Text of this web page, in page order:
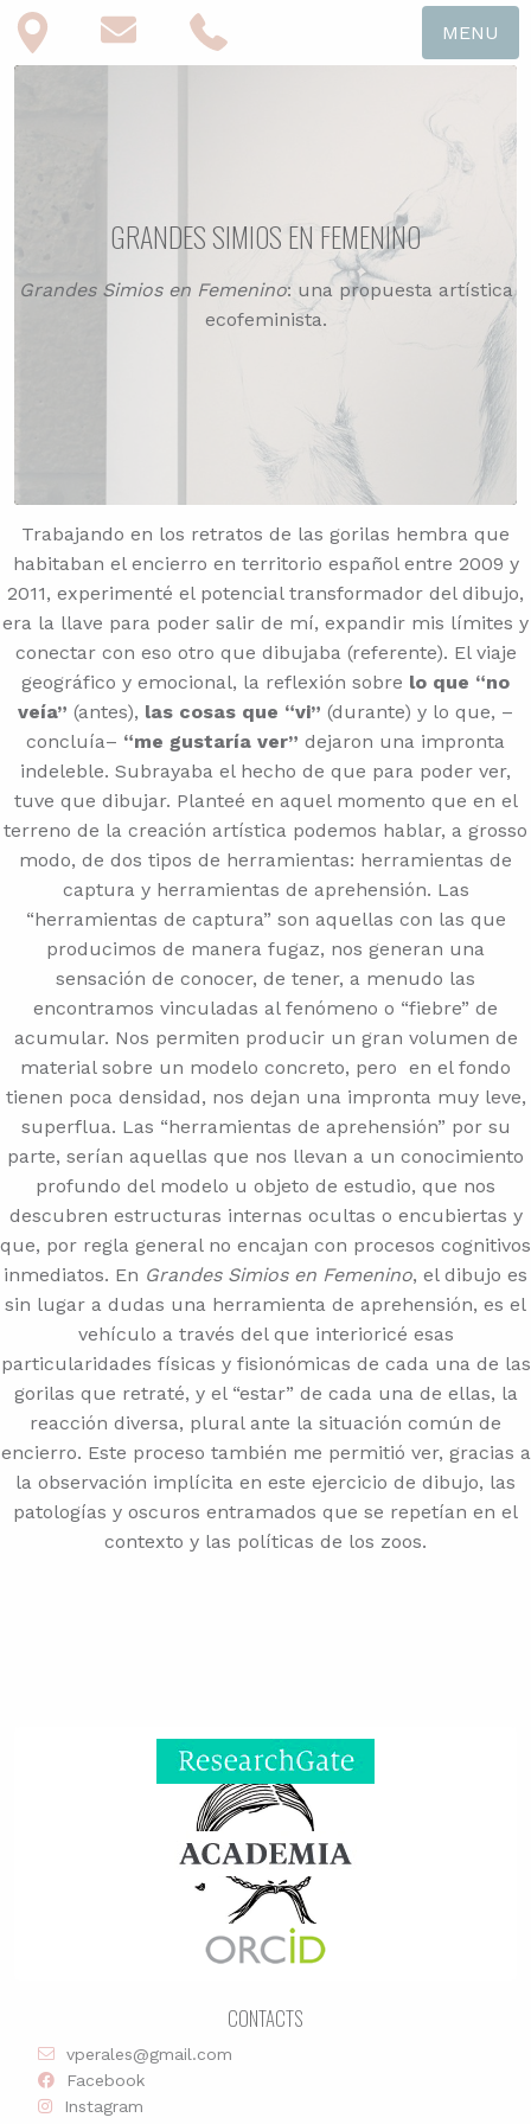
MENU
GRANDES SIMIOS EN FEMENINO
Grandes Simios en Femenino: una propuesta artística
ecofeminista.
Trabajando en los retratos de las gorilas hembra que
habitaban el encierro en territorio español entre 2009 y
2011, experimenté el potencial transformador del dibujo,
era la llave para poder salir de mí, expandir mis límites y
conectar con eso otro que dibujaba (referente). El viaje
geográfico y emocional, la reflexión sobre lo que “no
veía” (antes), las cosas que “vi” (durante) y lo que, –
concluía– “me gustaría ver” dejaron una impronta
indeleble. Subrayaba el hecho de que para poder ver,
tuve que dibujar. Planteé en aquel momento que en el
terreno de la creación artística podemos hablar, a grosso
modo, de dos tipos de herramientas: herramientas de
captura y herramientas de aprehensión. Las
“herramientas de captura” son aquellas con las que
producimos de manera fugaz, nos generan una
sensación de conocer, de tener, a menudo las
encontramos vinculadas al fenómeno o “fiebre” de
acumular. Nos permiten producir un gran volumen de
material sobre un modelo concreto, pero en el fondo
tienen poca densidad, nos dejan una impronta muy leve,
superflua. Las “herramientas de aprehensión” por su
parte, serían aquellas que nos llevan a un conocimiento
profundo del modelo u objeto de estudio, que nos
descubren estructuras internas ocultas o encubiertas y
que, por regla general no encajan con procesos cognitivos
inmediatos. En Grandes Simios en Femenino, el dibujo es
sin lugar a dudas una herramienta de aprehensión, es el
vehículo a través del que interioricé esas
particularidades físicas y fisionómicas de cada una de las
gorilas que retraté, y el “estar” de cada una de ellas, la
reacción diversa, plural ante la situación común de
encierro. Este proceso también me permitió ver, gracias a
la observación implícita en este ejercicio de dibujo, las
patologías y oscuros entramados que se repetían en el
contexto y las políticas de los zoos.
CONTACTS
vperales@gmail.com
Facebook
Instagram